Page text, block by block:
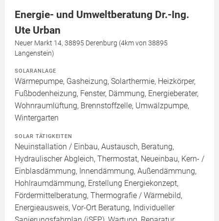
Energie- und Umweltberatung Dr.-Ing.
Ute Urban
Neuer Markt 14, 38895 Derenburg (4km von 38895
Langenstein)
SOLARANLAGE
Wärmepumpe, Gasheizung, Solarthermie, Heizkörper,
Fußbodenheizung, Fenster, Dämmung, Energieberater,
Wohnraumlüftung, Brennstoffzelle, Umwälzpumpe,
Wintergarten
SOLAR TÄTIGKEITEN
Neuinstallation / Einbau, Austausch, Beratung,
Hydraulischer Abgleich, Thermostat, Neueinbau, Kern- /
Einblasdämmung, Innendämmung, Außendämmung,
Hohlraumdämmung, Erstellung Energiekonzept,
Fördermittelberatung, Thermografie / Wärmebild,
Energieausweis, Vor-Ort Beratung, Individueller